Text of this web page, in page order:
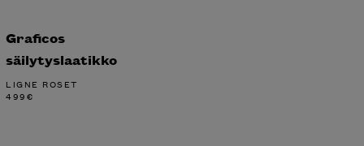
Graficos
säilytyslaatikko
LIGNE ROSET
499€